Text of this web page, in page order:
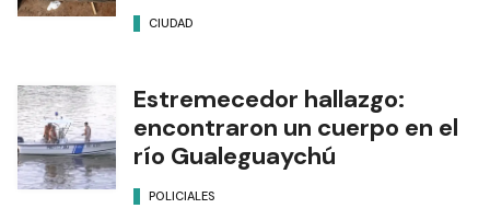
CIUDAD
Estremecedor hallazgo:
encontraron un cuerpo en el
río Gualeguaychú
POLICIALES